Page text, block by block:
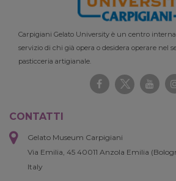
Carpigiani Gelato University è un centro
servizio di chi già opera o desidera operare nel
pasticceria artigianale.
CONTATTI
Gelato Museum Carpigiani
Via Emilia, 45 40011 Anzola Emilia
Italy